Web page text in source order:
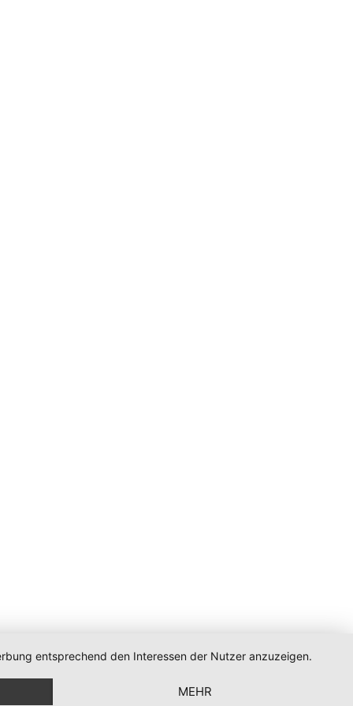
entsprechend den Interessen der Nutzer anzuzeigen.
MEHR